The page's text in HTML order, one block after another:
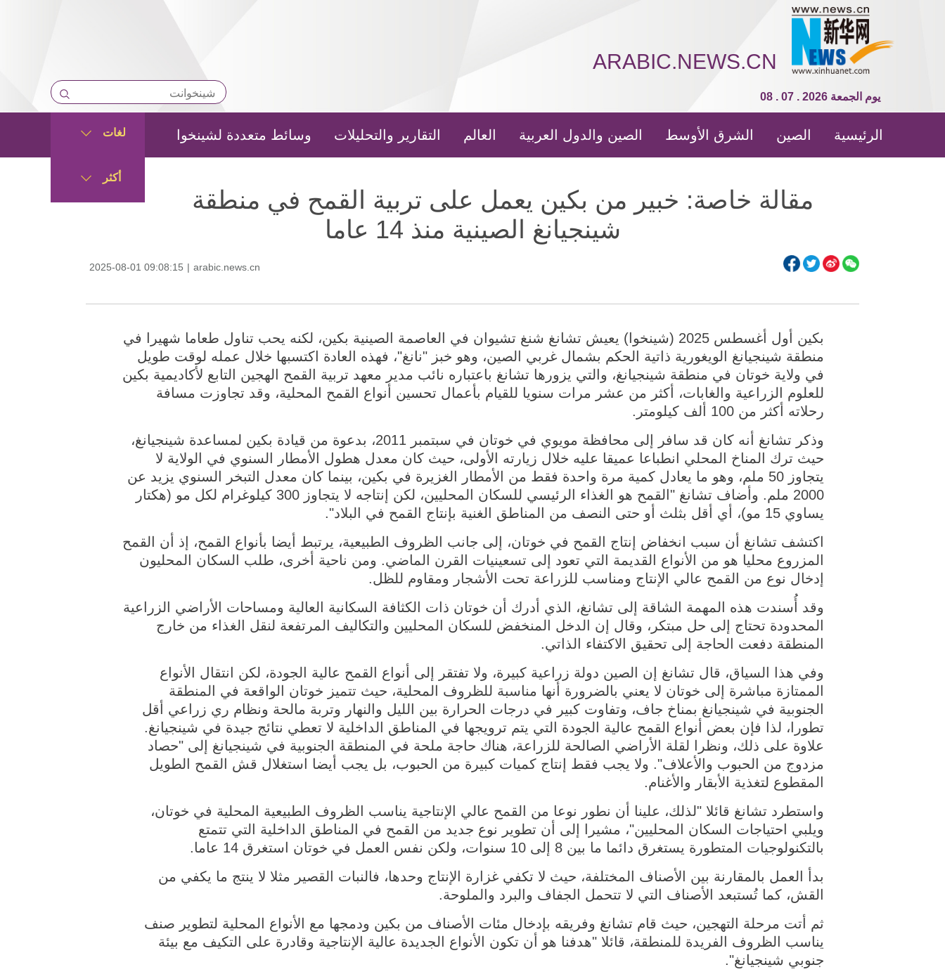
ARABIC.NEWS.CN
08 . 07 . 2026 يوم الجمعة
الرئيسية الصين الشرق الأوسط الصين والدول العربية العالم التقارير والتحليلات وسائط متعددة لشينخوا لغات
أكثر
مقالة خاصة: خبير من بكين يعمل على تربية القمح في منطقة
شينجيانغ الصينية منذ 14 عاما
2025-08-01 09:08:15 | arabic.news.cn
بكين أول أغسطس 2025 (شينخوا) يعيش تشانغ شنغ تشيوان في العاصمة الصينية بكين، لكنه يحب تناول طعاما شهيرا في
منطقة شينجيانغ الويغورية ذاتية الحكم بشمال غربي الصين، وهو خبز "نانغ"، فهذه العادة اكتسبها خلال عمله لوقت طويل
في ولاية خوتان في منطقة شينجيانغ، والتي يزورها تشانغ باعتباره نائب مدير معهد تربية القمح الهجين التابع لأكاديمية بكين
للعلوم الزراعية والغابات، أكثر من عشر مرات سنويا للقيام بأعمال تحسين أنواع القمح المحلية، وقد تجاوزت مسافة
رحلاته أكثر من 100 ألف كيلومتر.
وذكر تشانغ أنه كان قد سافر إلى محافظة مويوي في خوتان في سبتمبر 2011، بدعوة من قيادة بكين لمساعدة شينجيانغ،
حيث ترك المناخ المحلي انطباعا عميقا عليه خلال زيارته الأولى، حيث كان معدل هطول الأمطار السنوي في الولاية لا
يتجاوز 50 ملم، وهو ما يعادل كمية مرة واحدة فقط من الأمطار الغزيرة في بكين، بينما كان معدل التبخر السنوي يزيد عن
2000 ملم. وأضاف تشانغ "القمح هو الغذاء الرئيسي للسكان المحليين، لكن إنتاجه لا يتجاوز 300 كيلوغرام لكل مو (هكتار
يساوي 15 مو)، أي أقل بثلث أو حتى النصف من المناطق الغنية بإنتاج القمح في البلاد".
اكتشف تشانغ أن سبب انخفاض إنتاج القمح في خوتان، إلى جانب الظروف الطبيعية، يرتبط أيضا بأنواع القمح، إذ أن القمح
المزروع محليا هو من الأنواع القديمة التي تعود إلى تسعينيات القرن الماضي. ومن ناحية أخرى، طلب السكان المحليون
إدخال نوع من القمح عالي الإنتاج ومناسب للزراعة تحت الأشجار ومقاوم للظل.
وقد أُسندت هذه المهمة الشاقة إلى تشانغ، الذي أدرك أن خوتان ذات الكثافة السكانية العالية ومساحات الأراضي الزراعية
المحدودة تحتاج إلى حل مبتكر، وقال إن الدخل المنخفض للسكان المحليين والتكاليف المرتفعة لنقل الغذاء من خارج
المنطقة دفعت الحاجة إلى تحقيق الاكتفاء الذاتي.
وفي هذا السياق، قال تشانغ إن الصين دولة زراعية كبيرة، ولا تفتقر إلى أنواع القمح عالية الجودة، لكن انتقال الأنواع
الممتازة مباشرة إلى خوتان لا يعني بالضرورة أنها مناسبة للظروف المحلية، حيث تتميز خوتان الواقعة في المنطقة
الجنوبية في شينجيانغ بمناخ جاف، وتفاوت كبير في درجات الحرارة بين الليل والنهار وتربة مالحة ونظام ري زراعي أقل
تطورا، لذا فإن بعض أنواع القمح عالية الجودة التي يتم ترويجها في المناطق الداخلية لا تعطي نتائج جيدة في شينجيانغ.
علاوة على ذلك، ونظرا لقلة الأراضي الصالحة للزراعة، هناك حاجة ملحة في المنطقة الجنوبية في شينجيانغ إلى "حصاد
مزدوج من الحبوب والأعلاف". ولا يجب فقط إنتاج كميات كبيرة من الحبوب، بل يجب أيضا استغلال قش القمح الطويل
المقطوع لتغذية الأبقار والأغنام.
واستطرد تشانغ قائلا "لذلك، علينا أن نطور نوعا من القمح عالي الإنتاجية يناسب الظروف الطبيعية المحلية في خوتان،
ويلبي احتياجات السكان المحليين"، مشيرا إلى أن تطوير نوع جديد من القمح في المناطق الداخلية التي تتمتع
بالتكنولوجيات المتطورة يستغرق دائما ما بين 8 إلى 10 سنوات، ولكن نفس العمل في خوتان استغرق 14 عاما.
بدأ العمل بالمقارنة بين الأصناف المختلفة، حيث لا تكفي غزارة الإنتاج وحدها، فالنبات القصير مثلا لا ينتج ما يكفي من
القش، كما تُستبعد الأصناف التي لا تتحمل الجفاف والبرد والملوحة.
ثم أتت مرحلة التهجين، حيث قام تشانغ وفريقه بإدخال مئات الأصناف من بكين ودمجها مع الأنواع المحلية لتطوير صنف
يناسب الظروف الفريدة للمنطقة، قائلا "هدفنا هو أن تكون الأنواع الجديدة عالية الإنتاجية وقادرة على التكيف مع بيئة
جنوبي شينجيانغ".